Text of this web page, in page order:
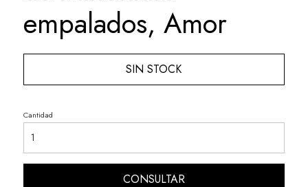
empalados, Amor
SIN STOCK
Cantidad
CONSULTAR